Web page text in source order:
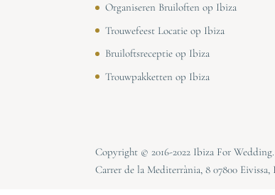
Organiseren Bruiloften op Ibiza
Trouwefeest Locatie op Ibiza
Bruiloftsreceptie op Ibiza
Trouwpakketten op Ibiza
Copyright © 2016-2022 Ibiza For
Carrer de la Mediterrània, 8 07800